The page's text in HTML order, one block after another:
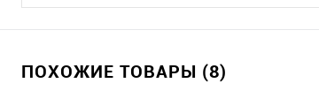
ПОХОЖИЕ ТОВАРЫ (8)